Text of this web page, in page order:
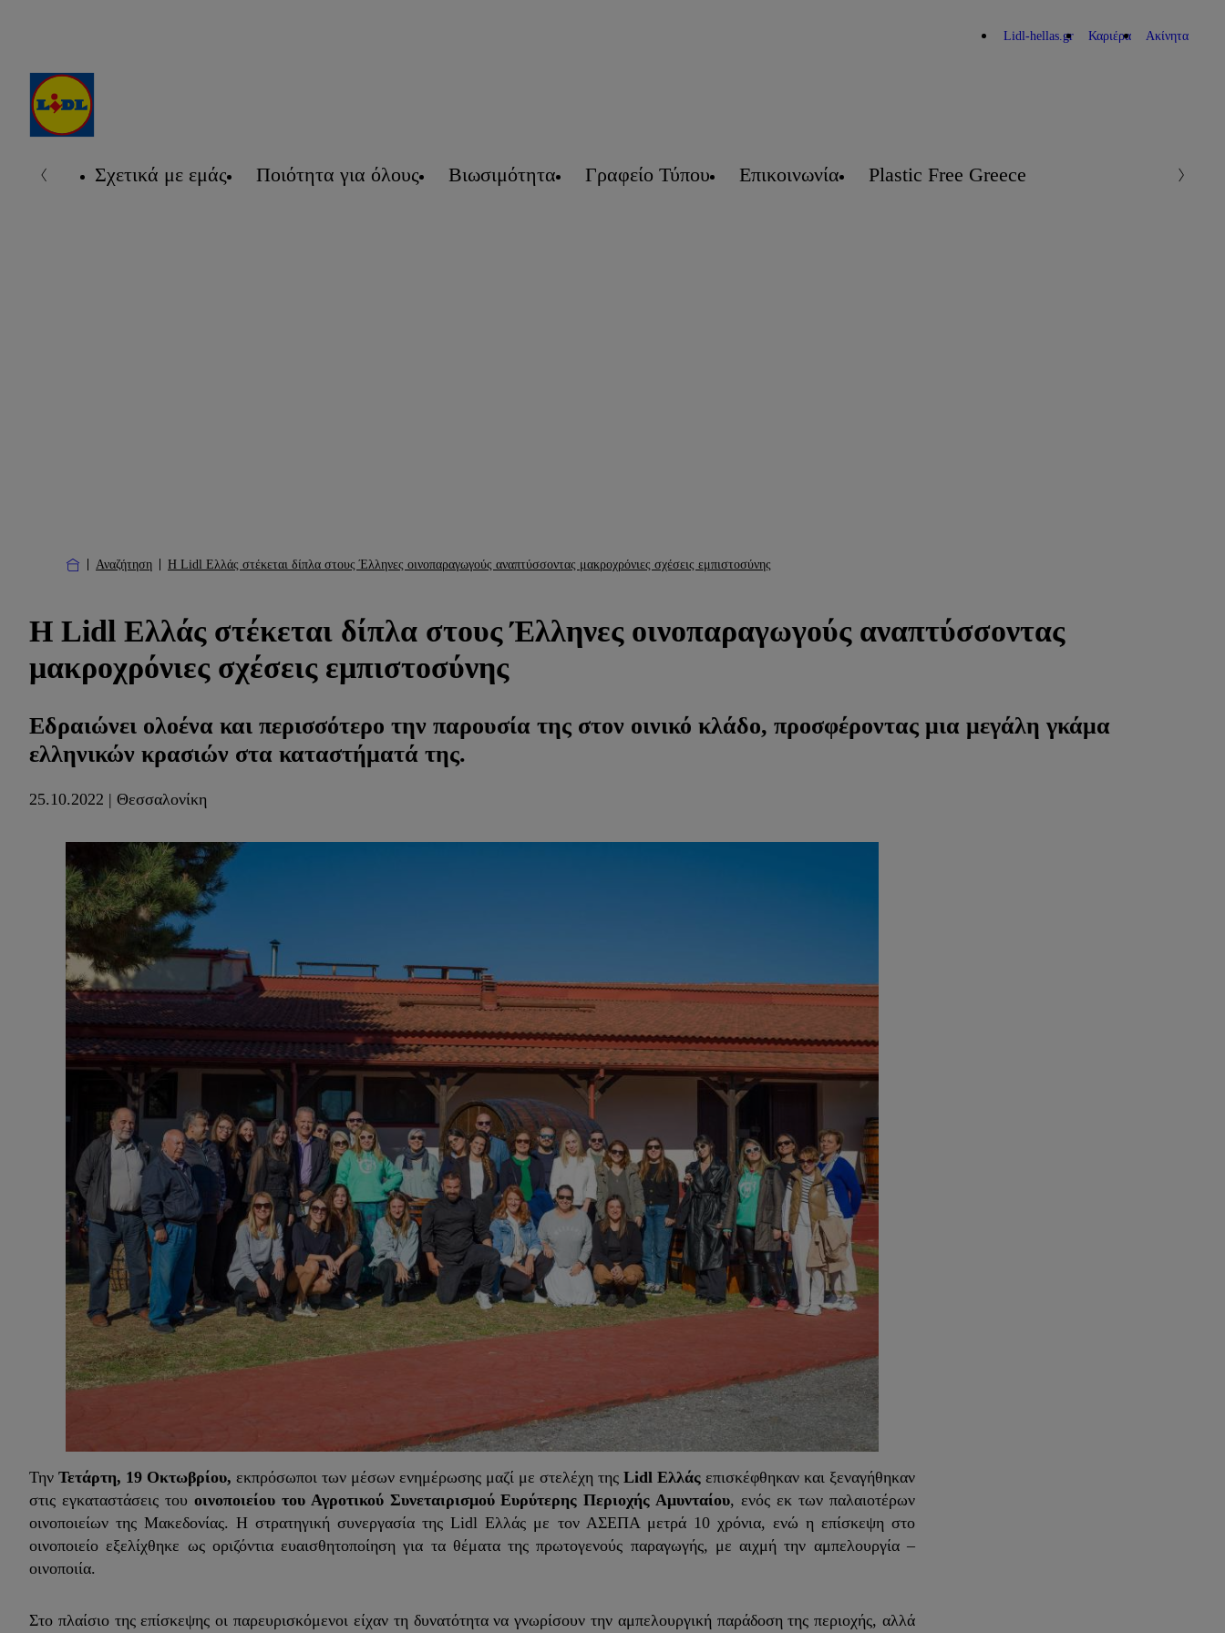
Lidl-hellas.gr Καριέρα Ακίνητα
Σχετικά με εμάς Ποιότητα για όλους Βιωσιμότητα Γραφείο Τύπου Επικοινωνία Plastic Free Greece
Αναζήτηση Η Lidl Ελλάς στέκεται δίπλα στους Έλληνες οινοπαραγωγούς αναπτύσσοντας μακροχρόνιες σχέσεις εμπιστοσύνης
Η Lidl Ελλάς στέκεται δίπλα στους Έλληνες οινοπαραγωγούς αναπτύσσοντας
μακροχρόνιες σχέσεις εμπιστοσύνης
Εδραιώνει ολοένα και περισσότερο την παρουσία της στον οινικό κλάδο, προσφέροντας μια μεγάλη γκάμα
ελληνικών κρασιών στα καταστήματά της.
25.10.2022 | Θεσσαλονίκη
Την Τετάρτη, 19 Οκτωβρίου, εκπρόσωποι των μέσων ενημέρωσης μαζί με στελέχη της Lidl Ελλάς επισκέφθηκαν και ξεναγήθηκαν
στις εγκαταστάσεις του οινοποιείου του Αγροτικού Συνεταιρισμού Ευρύτερης Περιοχής Αμυνταίου, ενός εκ των παλαιοτέρων
οινοποιείων της Μακεδονίας. Η στρατηγική συνεργασία της Lidl Ελλάς με τον ΑΣΕΠΑ μετρά 10 χρόνια, ενώ η επίσκεψη στο
οινοποιείο εξελίχθηκε ως οριζόντια ευαισθητοποίηση για τα θέματα της πρωτογενούς παραγωγής, με αιχμή την αμπελουργία –
οινοποιία.
Στο πλαίσιο της επίσκεψης οι παρευρισκόμενοι είχαν τη δυνατότητα να γνωρίσουν την αμπελουργική παράδοση της περιοχής, αλλά